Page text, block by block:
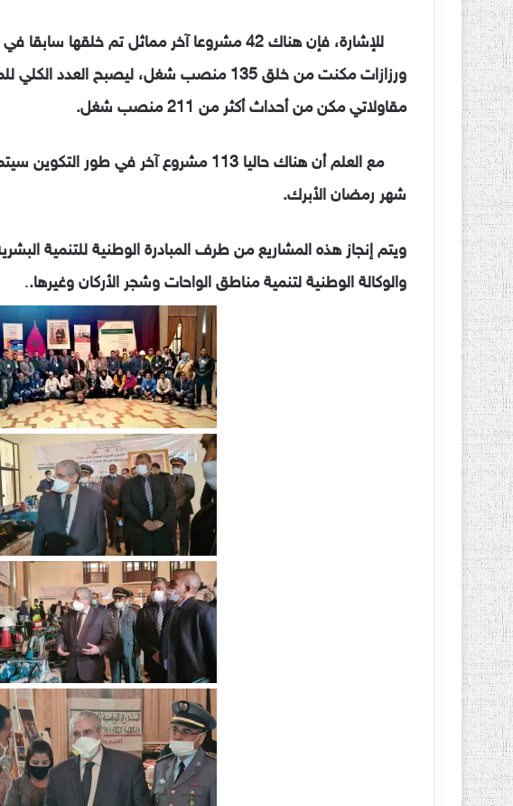
للإشارة، فإن هناك 42 مشروعا آخر مماثل تم خلقها
مقاولاتي مكن من أحداث أكثر من 211 منصب شغل
.
مع العلم أن هناك حاليا 113 مشروع آخر في
شهر رمضان الأبرك.
ويتم إنجاز هذه المشاريع من طرف المبادرة الوطنية للتنمية
والوكالة الوطنية لتنمية مناطق الواحات وشجر الأركان وغيرها..